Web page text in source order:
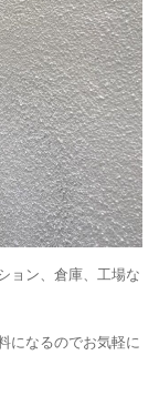
ョン、倉庫、工場な
になるのでお気軽に